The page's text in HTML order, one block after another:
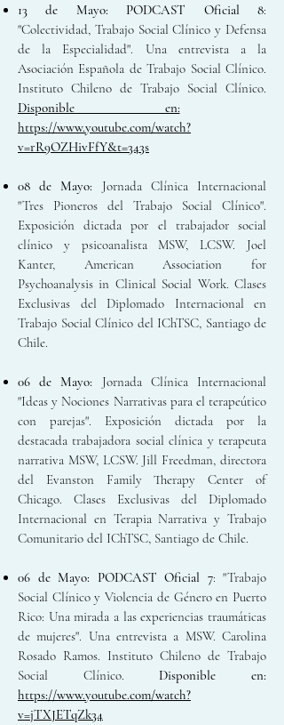
13 de Mayo: PODCAST Oficial 8:
"Colectividad, Trabajo Social Clínico y Defensa
de la Especialidad". Una entrevista a la
Asociación Española de Trabajo Social Clínico.
Instituto Chileno de Trabajo Social Clínico.
Disponible en:
https://www.youtube.com/watch?
v=rR9OZHivFfY&t=343s
08 de Mayo:
Jornada Clínica Internacional
"Tres Pioneros del Trabajo Social Clínico".
Exposición dictada por el trabajador social
clínico y psicoanalista MSW, LCSW. Joel
Kanter, American Association for
Psychoanalysis in Clinical Social Work. Clases
Exclusivas del Diplomado Internacional en
Trabajo Social Clínico del IChTSC, Santiago de
Chile.
06 de Mayo:
Jornada Clínica Internacional
"Ideas y Nociones Narrativas para el terapeútico
con parejas". Exposición dictada por la
destacada trabajadora social clínica y terapeuta
narrativa MSW, LCSW. Jill Freedman, directora
del Evanston Family Therapy Center of
Chicago. Clases Exclusivas del Diplomado
Internacional en Terapia Narrativa y Trabajo
Comunitario del IChTSC, Santiago de Chile.
06 de Mayo: PODCAST Oficial 7: "Trabajo
Social Clínico y Violencia de Género en Puerto
Rico: Una mirada a las experiencias traumáticas
de mujeres". Una entrevista a MSW. Carolina
Rosado Ramos. Instituto Chileno de Trabajo
Social Clínico. Disponible en:
https://www.youtube.com/watch?
v=jTXJETqZk34